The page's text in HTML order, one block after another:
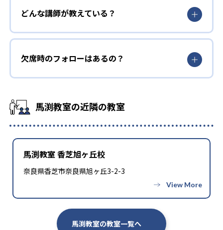
どんな講師が教えている？
欠席時のフォローはあるの？
馬渕教室の近隣の教室
馬渕教室 香芝旭ヶ丘校
奈良県香芝市奈良県旭ヶ丘3-2-3
馬渕教室の教室一覧へ